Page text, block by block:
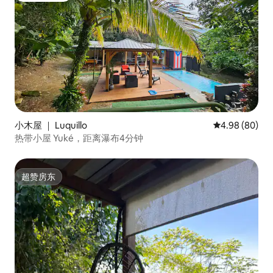
小木屋 ｜ Luquillo 平均评分 4.98
4.98 (80)
热带小屋 Yuké，距离瀑布4分钟
超赞房东
超赞房东